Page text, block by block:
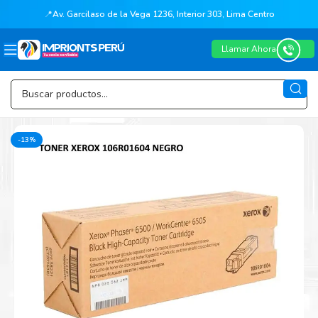
📍Av. Garcilaso de la Vega 1236, Interior 303, Lima Centro
Llamar Ahora
-13%